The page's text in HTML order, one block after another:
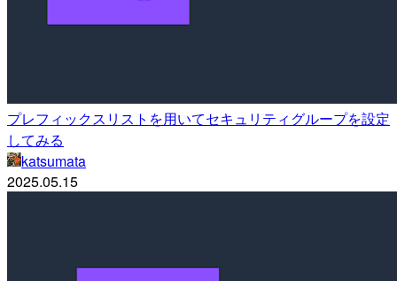
プレフィックスリストを用いてセキュリティグループを設定
してみる
katsumata
2025.05.15